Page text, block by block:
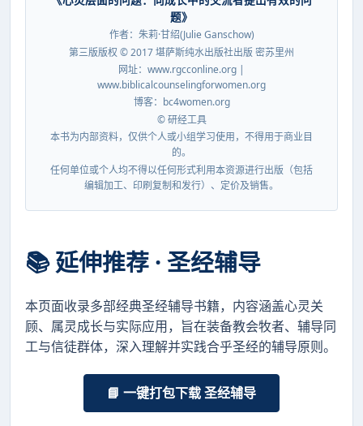
题》
作者：朱莉·甘绍(Julie Ganschow)
第三版版权 © 2017 堪萨斯纯水出版社出版 密苏里州
网址：www.rgcconline.org |
www.biblicalcounselingforwomen.org
博客：bc4women.org
© 研经工具
本书为内部资料，仅供个人或小组学习使用，不得用于商业目
的。
任何单位或个人均不得以任何形式利用本资源进行出版（包括
编辑加工、印刷复制和发行）、定价及销售。
📚 延伸推荐 · 圣经辅导
本页面收录多部经典圣经辅导书籍，内容涵盖心灵关
顾、属灵成长与实际应用，旨在装备教会牧者、辅导同
工与信徒群体，深入理解并实践合乎圣经的辅导原则。
📘 一键打包下载 圣经辅导